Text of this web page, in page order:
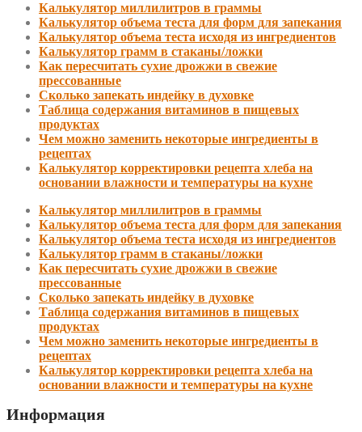
Калькулятор миллилитров в граммы
Калькулятор объема теста для форм для запекания
Калькулятор объема теста исходя из ингредиентов
Калькулятор грамм в стаканы/ложки
Как пересчитать сухие дрожжи в свежие
прессованные
Сколько запекать индейку в духовке
Таблица содержания витаминов в пищевых
продуктах
Чем можно заменить некоторые ингредиенты в
рецептах
Калькулятор корректировки рецепта хлеба на
основании влажности и температуры на кухне
Калькулятор миллилитров в граммы
Калькулятор объема теста для форм для запекания
Калькулятор объема теста исходя из ингредиентов
Калькулятор грамм в стаканы/ложки
Как пересчитать сухие дрожжи в свежие
прессованные
Сколько запекать индейку в духовке
Таблица содержания витаминов в пищевых
продуктах
Чем можно заменить некоторые ингредиенты в
рецептах
Калькулятор корректировки рецепта хлеба на
основании влажности и температуры на кухне
Информация